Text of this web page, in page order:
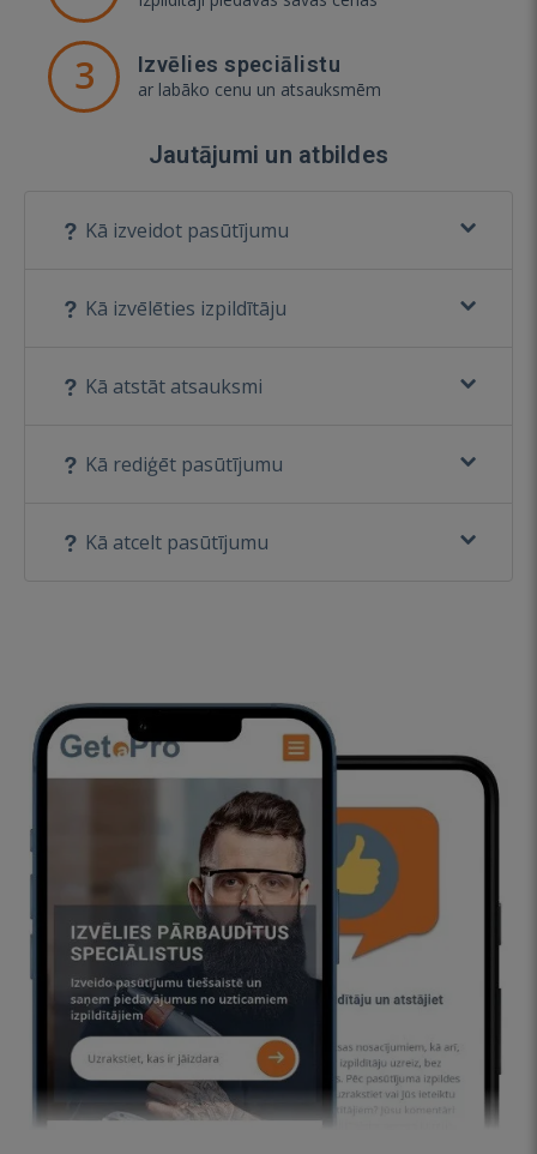
3 Izvēlies speciālistu
ar labāko cenu un atsauksmēm
Jautājumi un atbildes
Kā izveidot pasūtījumu
Kā izvēlēties izpildītāju
Kā atstāt atsauksmi
Kā rediģēt pasūtījumu
Kā atcelt pasūtījumu